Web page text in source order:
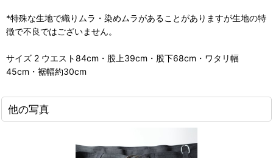
*特殊な生地で織りムラ・染めムラがあることがありますが生地の特
徴で不良ではございません。
サイズ 2 ウエスト84cm・股上39cm・股下68cm・ワタリ幅
45cm・裾幅約30cm
他の写真